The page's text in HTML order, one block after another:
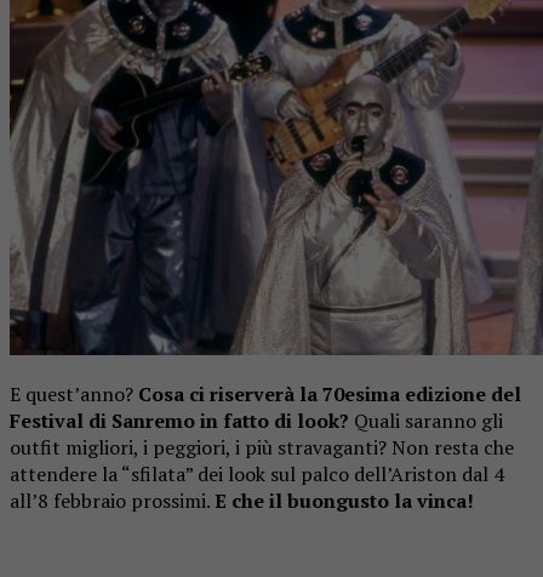
E quest’anno? Cosa ci riserverà la 70esima edizione del
Festival di Sanremo in fatto di look? Quali saranno gli
outfit migliori, i peggiori, i più stravaganti? Non resta che
attendere la “sfilata” dei look sul palco dell’Ariston dal 4
all’8 febbraio prossimi. E che il buongusto la vinca!